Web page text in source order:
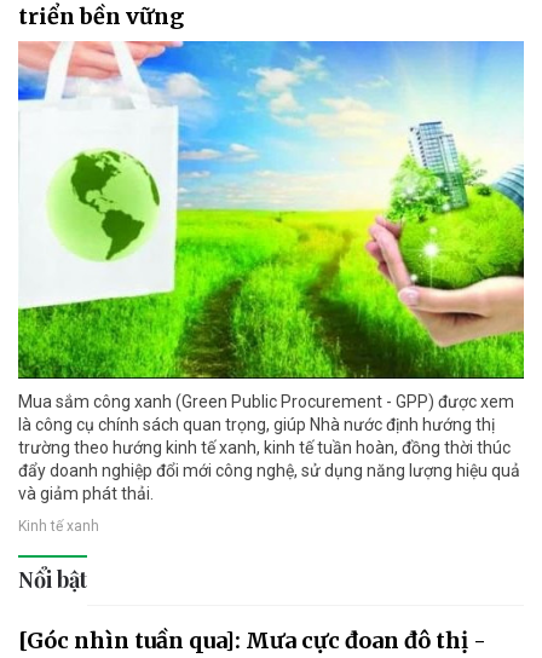
triển bền vững
Mua sắm công xanh (Green Public Procurement - GPP) được xem
là công cụ chính sách quan trọng, giúp Nhà nước định hướng thị
trường theo hướng kinh tế xanh, kinh tế tuần hoàn, đồng thời thúc
đẩy doanh nghiệp đổi mới công nghệ, sử dụng năng lượng hiệu quả
và giảm phát thải.
Kinh tế xanh
Nổi bật
[Góc nhìn tuần qua]: Mưa cực đoan đô thị -